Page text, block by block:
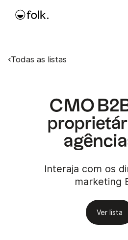
Todas as listas
CMO
Interaja com os
marketing
Ver lista